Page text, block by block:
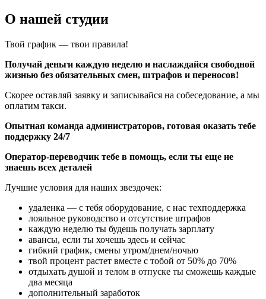
О нашей студии
Твой график — твои правила!
Получай деньги каждую неделю и наслаждайся свободной
жизнью без обязательных смен, штрафов и переносов!
Скорее оставляй заявку и записывайся на собеседование, а мы
оплатим такси.
Опытная команда администраторов, готовая оказать тебе
поддержку 24/7
Оператор-переводчик тебе в помощь, если ты еще не
знаешь всех деталей
Лучшие условия для наших звездочек:
удаленка — с тебя оборудование, с нас техподдержка
лояльное руководство и отсутствие штрафов
каждую неделю ты будешь получать зарплату
авансы, если ты хочешь здесь и сейчас
гибкий график, смены утром/днем/ночью
твой процент растет вместе с тобой от 50% до 70%
отдыхать душой и телом в отпуске ты сможешь каждые
два месяца
дополнительный заработок